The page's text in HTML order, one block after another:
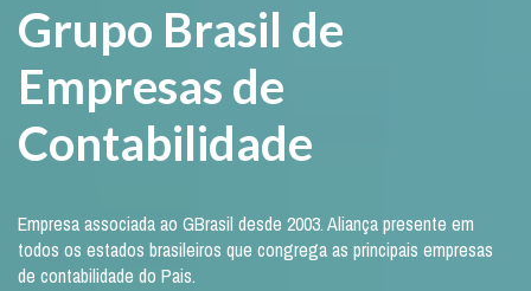
Grupo Brasil de
Empresas de
Contabilidade
Empresa associada ao GBrasil desde 2003. Aliança presente em
todos os estados brasileiros que congrega as principais empresas
de contabilidade do Pais.